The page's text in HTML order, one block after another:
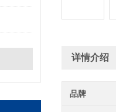
详情介绍
品牌